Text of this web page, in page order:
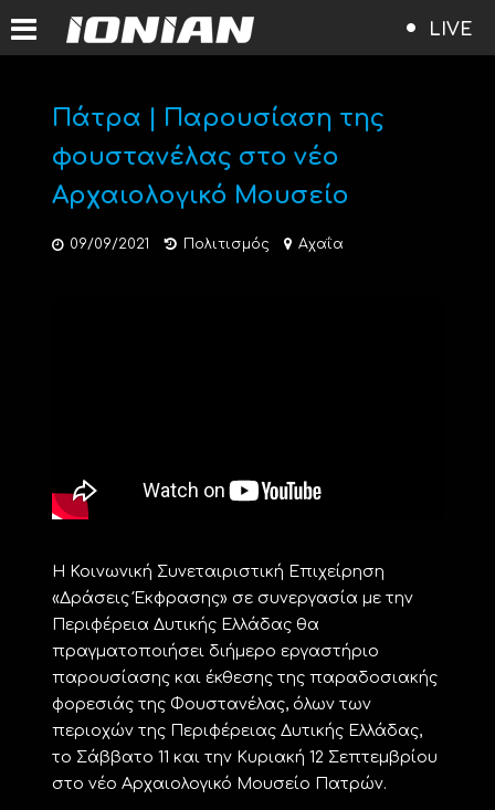
LIVE
Πάτρα | Παρουσίαση της
φουστανέλας στο νέο
Αρχαιολογικό Μουσείο
09/09/2021 Πολιτισμός Αχαΐα
Η Κοινωνική Συνεταιριστική Επιχείρηση
«Δράσεις Έκφρασης» σε συνεργασία με την
Περιφέρεια Δυτικής Ελλάδας θα
πραγματοποιήσει διήμερο εργαστήριο
παρουσίασης και έκθεσης της παραδοσιακής
φορεσιάς της Φουστανέλας, όλων των
περιοχών της Περιφέρειας Δυτικής Ελλάδας,
το Σάββατο 11 και την Κυριακή 12 Σεπτεμβρίου
στο νέο Αρχαιολογικό Μουσείο Πατρών.